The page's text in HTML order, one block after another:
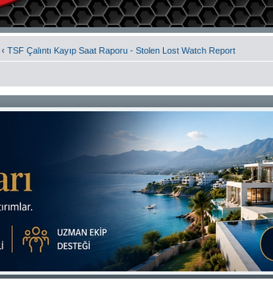
‹ TSF Çalıntı Kayıp Saat Raporu - Stolen Lost Watch Report